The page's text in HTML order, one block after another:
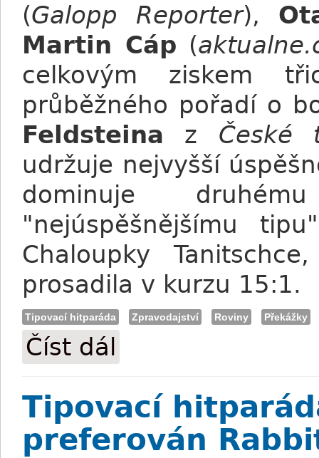
(Galopp Reporter),
Martin Cáp (
celkovým ziskem
průběžného pořadí o
Feldsteina z České
udržuje nejvyšší
dominuje
"nejúspěšnějšímu
Chaloupky
prosadila v kurzu 15:1.
Tipovací hitparáda Zpravodajství Roviny Překážky
Číst dál
Tipovací
preferován